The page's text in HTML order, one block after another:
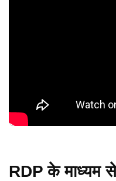
RDP के माध्यम